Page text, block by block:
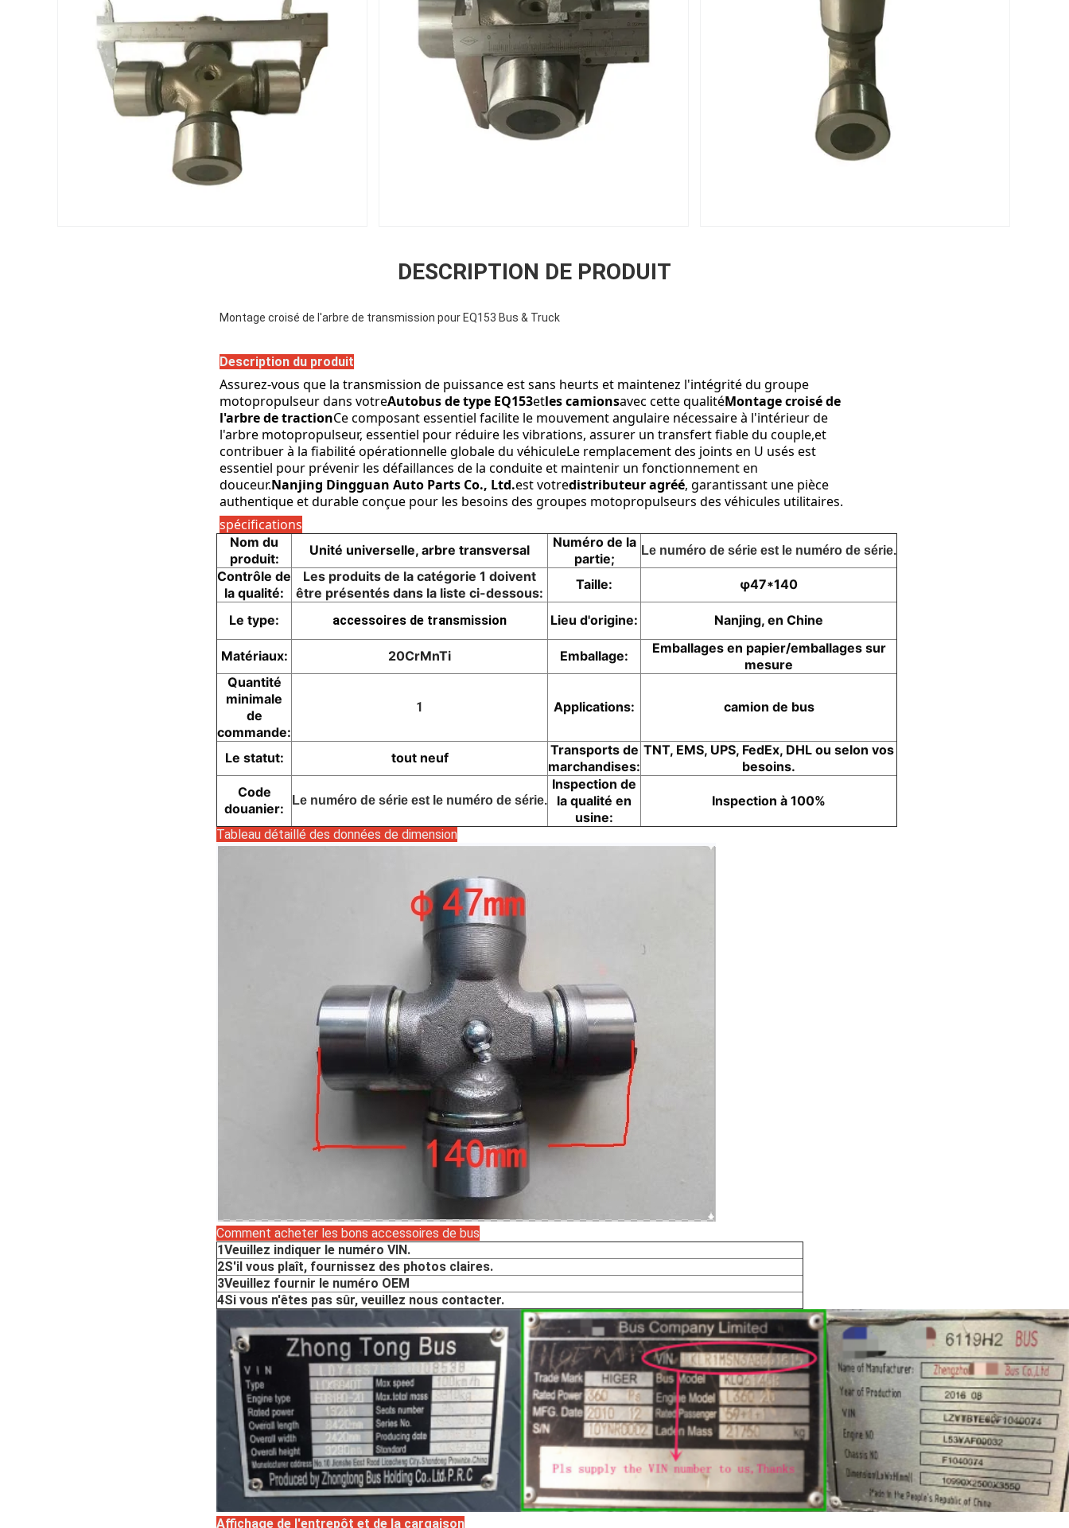
DESCRIPTION DE PRODUIT
Montage croisé de l'arbre de transmission pour EQ153 Bus & Truck
Description du produit
Assurez-vous que la transmission de puissance est sans heurts et maintenez l'intégrité du groupe
motopropulseur dans votreAutobus de type EQ153etles camionsavec cette qualitéMontage croisé de
l'arbre de tractionCe composant essentiel facilite le mouvement angulaire nécessaire à l'intérieur de
l'arbre motopropulseur, essentiel pour réduire les vibrations, assurer un transfert fiable du couple,et
contribuer à la fiabilité opérationnelle globale du véhiculeLe remplacement des joints en U usés est
essentiel pour prévenir les défaillances de la conduite et maintenir un fonctionnement en
douceur.Nanjing Dingguan Auto Parts Co., Ltd.est votredistributeur agréé, garantissant une pièce
authentique et durable conçue pour les besoins des groupes motopropulseurs des véhicules utilitaires.
spécifications
Nom du
produit:
Unité universelle, arbre transversal
Numéro de la
partie;
Le numéro de série est le numéro de série.
Contrôle de
la qualité:
Les produits de la catégorie 1 doivent
être présentés dans la liste ci-dessous:
Taille: φ47*140
Le type: accessoires de transmission Lieu d'origine: Nanjing, en Chine
Matériaux: 20CrMnTi Emballage:
Emballages en papier/emballages sur
mesure
Quantité
minimale
de
commande:
1 Applications: camion de bus
Le statut: tout neuf
Transports de
marchandises:
TNT, EMS, UPS, FedEx, DHL ou selon vos
besoins.
Code
douanier:
Le numéro de série est le numéro de série.
Inspection de
la qualité en
usine:
Inspection à 100%
Tableau détaillé des données de dimension
Comment acheter les bons accessoires de bus
1Veuillez indiquer le numéro VIN.
2S'il vous plaît, fournissez des photos claires.
3Veuillez fournir le numéro OEM
4Si vous n'êtes pas sûr, veuillez nous contacter.
Affichage de l'entrepôt et de la cargaison